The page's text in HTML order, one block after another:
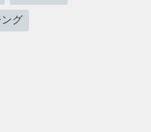
ング